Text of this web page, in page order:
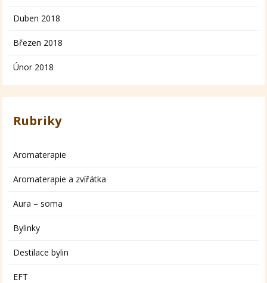
Duben 2018
Březen 2018
Únor 2018
Rubriky
Aromaterapie
Aromaterapie a zvířátka
Aura – soma
Bylinky
Destilace bylin
EFT